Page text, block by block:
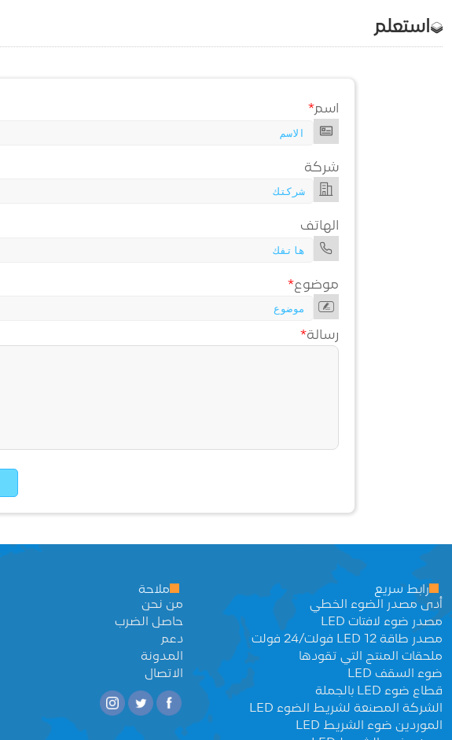
استعلم
اسم*
شركة
الهاتف
موضوع*
رسالة*
رابط سريع
أدى مصدر الضوء الخطي
مصدر ضوء لافتات LED
مصدر طاقة LED 12 فولت/24 فولت
ملحقات المنتج التي تقودها
ضوء السقف LED
قطاع ضوء LED بالجملة
الشركة المصنعة لشريط الضوء LED
الموردين ضوء الشريط LED
ملاحة
من نحن
حاصل الضرب
دعم
المدونة
الاتصال